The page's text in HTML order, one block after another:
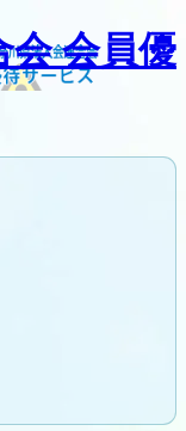
会 会員優